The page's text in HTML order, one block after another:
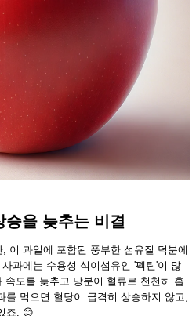
을 늦추는 비결
이 과일에 포함된 풍부한 섬유질 덕분에
과에는 수용성 식이섬유인 '펙틴'이 많
도를 늦추고 당분이 혈류로 천천히 흡
먹으면 혈당이 급격히 상승하지 않고,
죠. 😊